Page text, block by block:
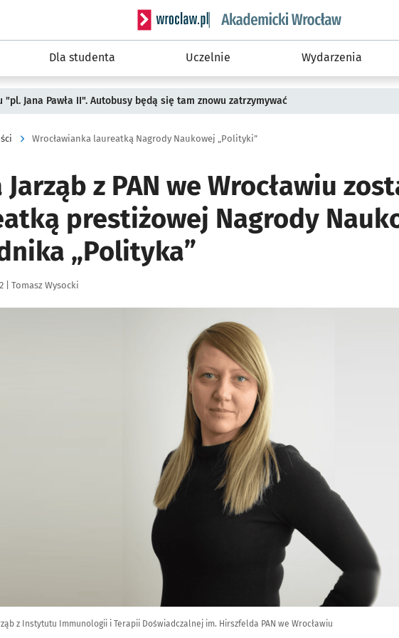
Serwis informacyjny wroclaw.pl podserwis:
Dla studenta Uczelnie Wydarzenia
Jana Pawła II". Autobusy będą się tam znowu zatrzymywać
Wrocławianka laureatką Nagrody Naukowej „Polityki”
Jarząb z PAN we Wrocławiu
prestiżowej Nagrody
„Polityka”
| Autor:
Tomasz Wysocki
z Instytutu Immunologii i Terapii Doświadczalnej im. Hirszfelda PAN we Wrocławiu